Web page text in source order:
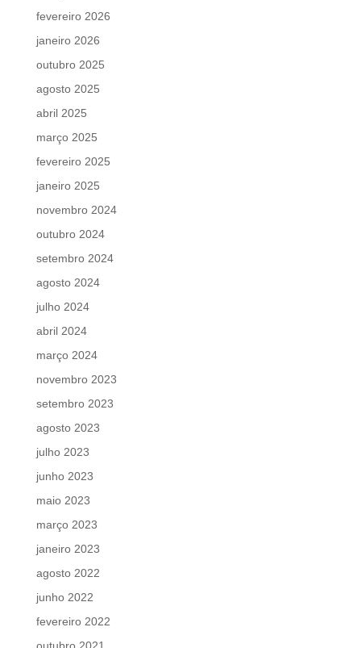
fevereiro 2026
janeiro 2026
outubro 2025
agosto 2025
abril 2025
março 2025
fevereiro 2025
janeiro 2025
novembro 2024
outubro 2024
setembro 2024
agosto 2024
julho 2024
abril 2024
março 2024
novembro 2023
setembro 2023
agosto 2023
julho 2023
junho 2023
maio 2023
março 2023
janeiro 2023
agosto 2022
junho 2022
fevereiro 2022